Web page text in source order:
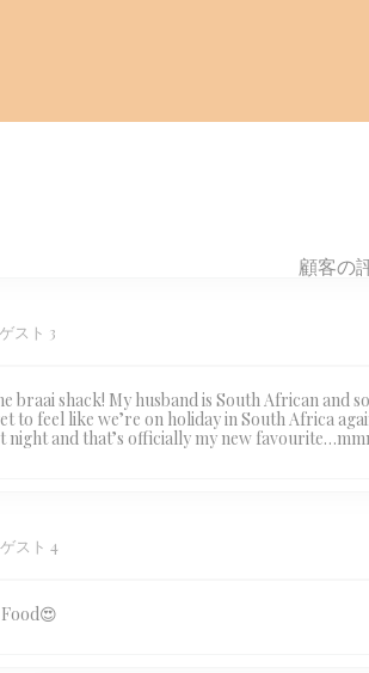
顧客の
スト 3
braai shack! My husband is South African and
to feel like we’re on holiday in South Africa
and that’s officially my new
スト 4